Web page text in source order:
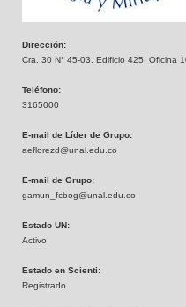
Dirección:
Cra. 30 N° 45-03. Edificio 425. Oficina
Teléfono:
3165000
E-mail de Líder de Grupo:
aeflorezd@unal.edu.co
E-mail de Grupo:
gamun_fcbog@unal.edu.co
Estado UN:
Activo
Estado en Scienti:
Registrado